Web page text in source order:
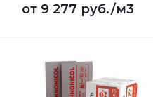
от 9 277 руб./м3